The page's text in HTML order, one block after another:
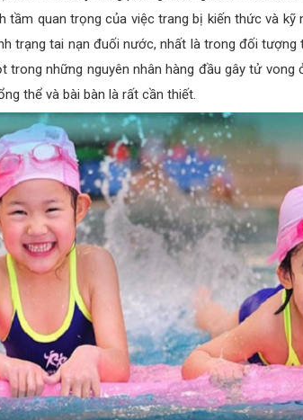
tầm quan trọng của việc trang bị kiến thức và
trạng tai nạn đuối nước, nhất là trong đối tượng
trong những nguyên nhân hàng đầu gây tử vong
thể và bài bàn là rất cần thiết.